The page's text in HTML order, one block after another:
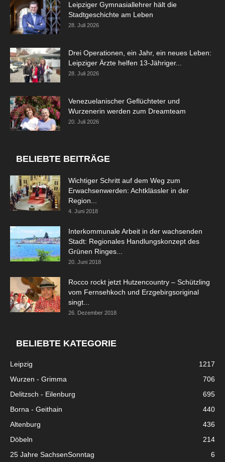
Leipziger Gymnasiallehrer hält die
Stadtgeschichte am Leben
28. Juli 2026
Drei Operationen, ein Jahr, ein neues Leben:
Leipziger Ärzte helfen 13-Jähriger...
28. Juli 2026
Venezuelanischer Geflüchteter und
Wurzenerin werden zum Dreamteam
20. Juli 2026
BELIEBTE BEITRÄGE
Wichtiger Schritt auf dem Weg zum
Erwachsenwerden: Achtklässler in der
Region...
4. Juni 2018
Interkommunale Arbeit in der wachsenden
Stadt: Regionales Handlungskonzept des
Grünen Ringes...
20. Juni 2018
Rocco rockt jetzt Hutzencountry – Schützling
vom Fernsehkoch und Erzgebirgsoriginal
singt...
26. Dezember 2018
BELIEBTE KATEGORIE
Leipzig
1217
Wurzen - Grimma
706
Delitzsch - Eilenburg
695
Borna - Geithain
440
Altenburg
436
Döbeln
214
25 Jahre SachsenSonntag
6